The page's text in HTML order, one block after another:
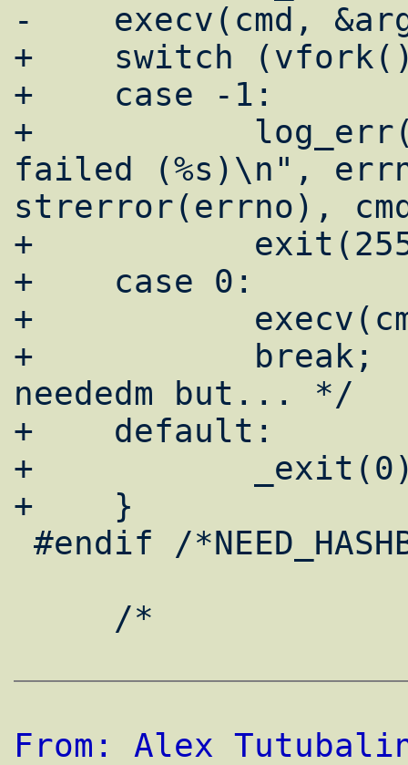
-    execv(cmd,
+    switch
+    case -1:
+
failed (%s)\n",
strerror(errno),
+
+    case 0:
+
+           break;
neededm but... */
+    default:
+
+    }
From: Alex